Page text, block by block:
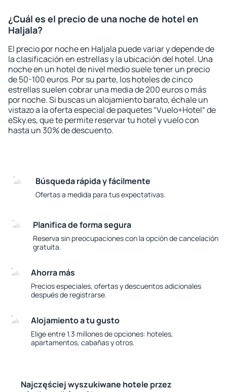
¿Cuál es el precio de una noche de hotel en
Haljala?
El precio por noche en Haljala puede variar y depende de
la clasificación en estrellas y la ubicación del hotel. Una
noche en un hotel de nivel medio suele tener un precio
de 50-100 euros. Por su parte, los hoteles de cinco
estrellas suelen cobrar una media de 200 euros o más
por noche. Si buscas un alojamiento barato, échale un
vistazo a la oferta especial de paquetes “Vuelo+Hotel“ de
eSky.es, que te permite reservar tu hotel y vuelo con
hasta un 30% de descuento.
Búsqueda rápida y fácilmente
Ofertas a medida para tus expectativas.
Planifica de forma segura
Reserva sin preocupaciones con la opción de cancelación
gratuita.
Ahorra más
Precios especiales, ofertas y descuentos adicionales
después de registrarse.
Alojamiento a tu gusto
Elige entre 1.3 millones de opciones: hoteles,
apartamentos, cabañas y otros.
Najczęściej wyszukiwane hotele przez